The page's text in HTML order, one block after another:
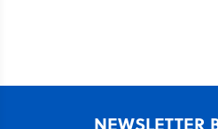
NEWSLETTER